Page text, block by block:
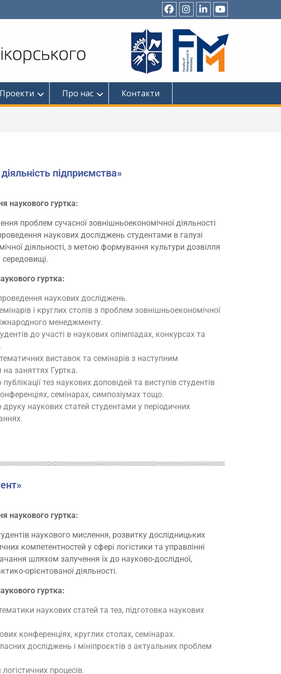
Проекти Про нас Контакти
підприємства»
наукового гуртка:
проблем сучасної зовнішньоекономічної діяльності
наукових досліджень студентами в галузі
діяльності, з метою формування культури дозвілля
гуртка:
наукових досліджень.
і круглих столів з проблем зовнішньоекономічної
менеджменту.
до участі в наукових олімпіадах, конкурсах та
виставок та семінарів з наступним
заняттях Гуртка.
тез наукових доповідей та виступів студентів
семінарах, симпозіумах тощо.
друку наукових статей студентами у періодичних
наукового гуртка:
наукового мислення, розвитку дослідницьких
компетентностей у сфері логістики та управлінні
шляхом залучення їх до науково-дослідної,
орієнтованої діяльності.
гуртка:
наукових статей та тез, підготовка наукових
конференціях, круглих столах, семінарах.
досліджень і мініпроєктів з актуальних проблем
процесів.